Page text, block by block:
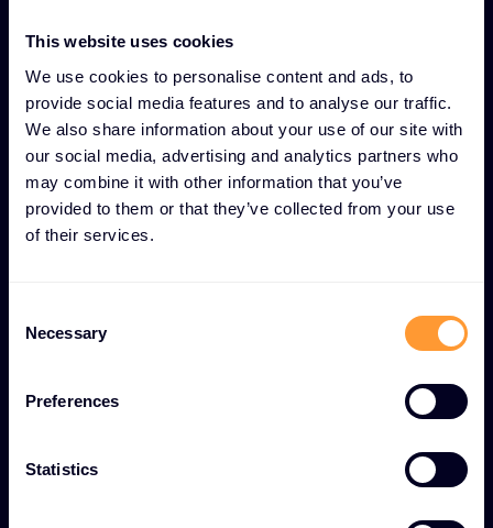
This website uses cookies
We use cookies to personalise content and ads, to
provide social media features and to analyse our traffic.
We also share information about your use of our site with
our social media, advertising and analytics partners who
may combine it with other information that you’ve
provided to them or that they’ve collected from your use
of their services.
Necessary
Preferences
Statistics
EINZIGARTIGE FUNKTIONEN FÜR PRE-SALES-
BERATUNG UND LÖSUNGSDESIGN
Pre-Sales-Beratung und
Solution Design für
fundierte Entscheidungen
Personalisierte
Maßgeschneiderte Demonstrationen, die relevante
Funktionen und Möglichkeiten für bestimmte
Fachkundige Erstellung technischer Entwürfe und